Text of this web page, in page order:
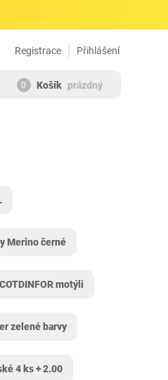
Přihlášení
Registrace
0 Košík prázdný
Merino černé
motýli
zelené barvy
4 ks + 2.00